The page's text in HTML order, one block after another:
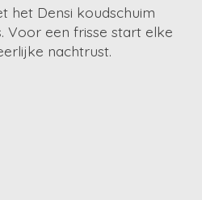
het Densi koudschuim
Voor een frisse start elke
nachtrust.